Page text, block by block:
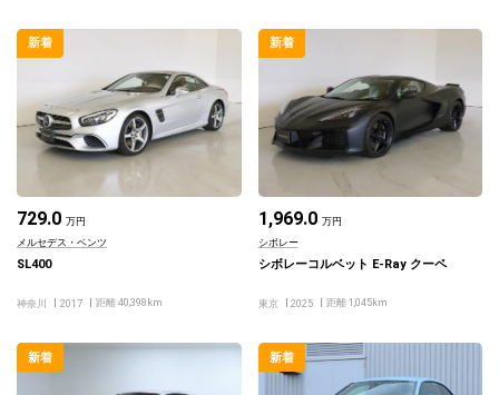
新着
729.0 万円
メルセデス・ベンツ
SL400
神奈川 2017 距離 40,398km
新着
1,969.0 万円
シボレー
シボレーコルベット E-Ray クーペ
東京 2025 距離 1,045km
新着 新着